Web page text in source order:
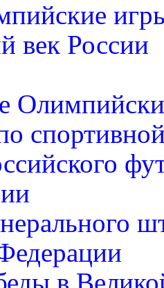
век России